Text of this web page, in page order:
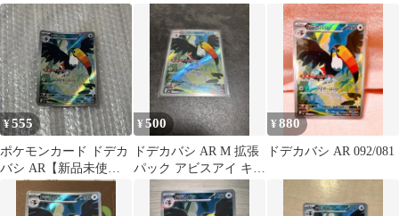
092/081
092/081
092/081
¥555
ポケモンカード ドデカ
バシ AR【新品未使用
品】
¥500
ドデカバシ AR M 拡張
パック アビスアイ キラ
¥880
ドデカバシ AR 092/081